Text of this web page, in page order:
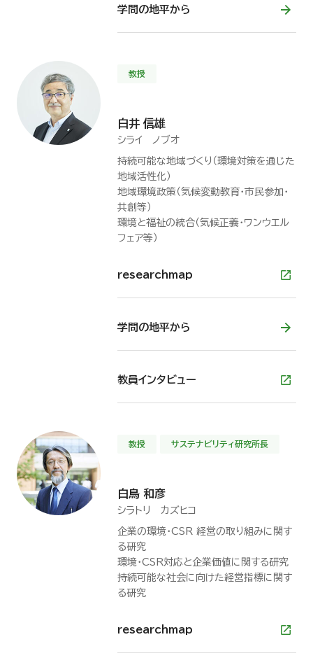
学問の地平から
教授
白井 信雄
シライ ノブオ
持続可能な地域づくり（環境対策を通じた
地域活性化）
地域環境政策（気候変動教育・市民参加・
共創等）
環境と福祉の統合（気候正義・ワンウエル
フェア等）
researchmap
学問の地平から
教員インタビュー
教授 サステナビリティ研究所長
白鳥 和彦
シラトリ カズヒコ
企業の環境・CSR 経営の取り組みに関す
る研究
環境・CSR対応と企業価値に関する研究
持続可能な社会に向けた経営指標に関す
る研究
researchmap